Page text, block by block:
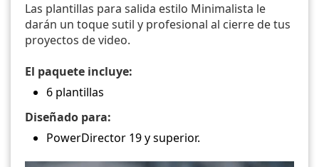
Las plantillas para salida estilo Minimalista le
darán un toque sutil y profesional al cierre de tus
proyectos de video.
El paquete incluye:
6 plantillas
Diseñado para:
PowerDirector 19 y superior.